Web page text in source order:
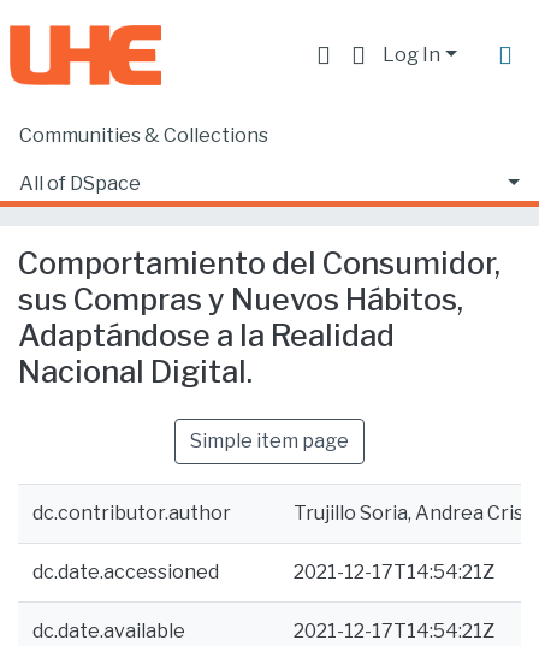
Log In
Communities & Collections
All of DSpace
Home
Comportamiento del Consumidor, sus Compras y Nuevos Hábitos, Adaptándose a la Realidad Nacional Digital.
Comportamiento del Consumidor,
sus Compras y Nuevos Hábitos,
Adaptándose a la Realidad
Nacional Digital.
Simple item page
dc.contributor.author Trujillo Soria, Andrea
dc.date.accessioned 2021-12-17T14:54:21Z
dc.date.available 2021-12-17T14:54:21Z